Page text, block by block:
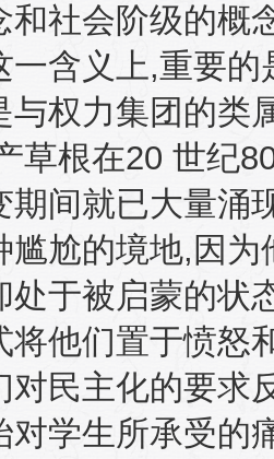
和社会阶级的概
一含义上,重要的
与权力集团的类
草根在20 世纪
期间就已大量涌
尴尬的境地, 因为
处于被启蒙的状
将他们置于愤怒
对民主化的要求
对学生所承受的